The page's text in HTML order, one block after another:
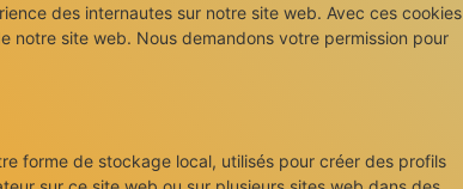
des internautes sur notre site web. Avec ces cookies
notre site web. Nous demandons votre permission pour
forme de stockage local, utilisés pour créer des profils